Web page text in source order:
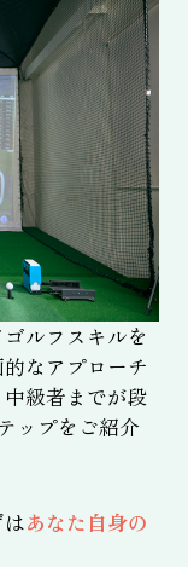
ルフスキルを
なアプローチ
級者までが段
ップをご紹介
あなた自身の